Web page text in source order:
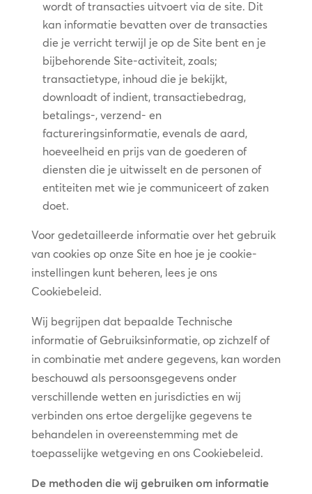
wordt of transacties uitvoert via de site. Dit
kan informatie bevatten over de transacties
die je verricht terwijl je op de Site bent en je
bijbehorende Site-activiteit, zoals;
transactietype, inhoud die je bekijkt,
downloadt of indient, transactiebedrag,
betalings-, verzend- en
factureringsinformatie, evenals de aard,
hoeveelheid en prijs van de goederen of
diensten die je uitwisselt en de personen of
entiteiten met wie je communiceert of zaken
doet.
Voor gedetailleerde informatie over het gebruik
van cookies op onze Site en hoe je je cookie-
instellingen kunt beheren, lees je ons
Cookiebeleid.
Wij begrijpen dat bepaalde Technische
informatie of Gebruiksinformatie, op zichzelf of
in combinatie met andere gegevens, kan worden
beschouwd als persoonsgegevens onder
verschillende wetten en jurisdicties en wij
verbinden ons ertoe dergelijke gegevens te
behandelen in overeenstemming met de
toepasselijke wetgeving en ons Cookiebeleid.
De methoden die wij gebruiken om informatie